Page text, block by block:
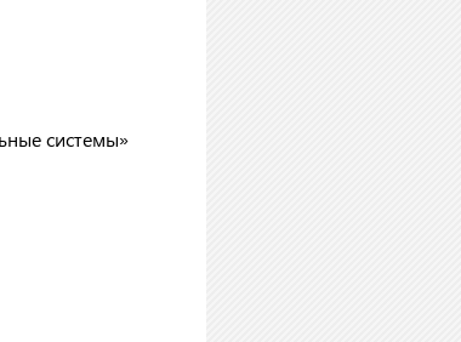
системы»